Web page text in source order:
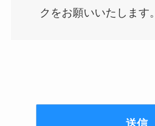
クをお願いいたします。